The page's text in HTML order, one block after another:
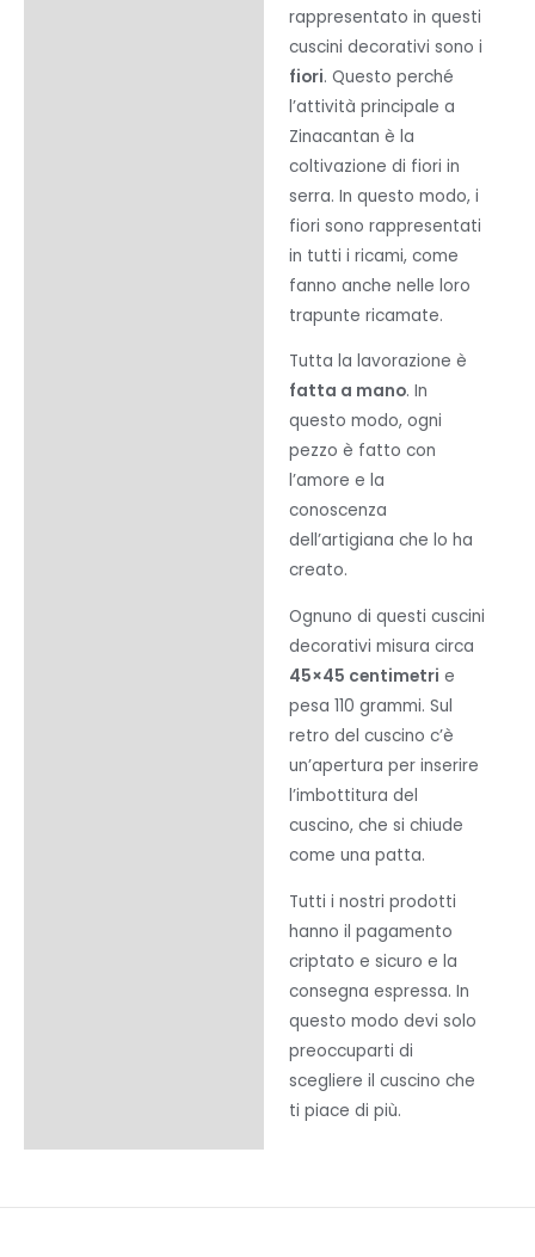
rappresentato in questi
cuscini decorativi sono i
fiori. Questo perché
l’attività principale a
Zinacantan è la
coltivazione di fiori in
serra. In questo modo, i
fiori sono rappresentati
in tutti i ricami, come
fanno anche nelle loro
trapunte ricamate.
Tutta la lavorazione è
fatta a mano. In
questo modo, ogni
pezzo è fatto con
l’amore e la
conoscenza
dell’artigiana che lo ha
creato.
Ognuno di questi cuscini
decorativi misura circa
45×45 centimetri e
pesa 110 grammi. Sul
retro del cuscino c’è
un’apertura per inserire
l’imbottitura del
cuscino, che si chiude
come una patta.
Tutti i nostri prodotti
hanno il pagamento
criptato e sicuro e la
consegna espressa. In
questo modo devi solo
preoccuparti di
scegliere il cuscino che
ti piace di più.